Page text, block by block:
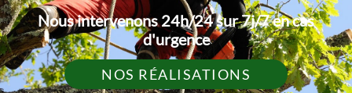
Nous intervenons 24h/24 sur 7j/7 en cas
d'urgence
NOS RÉALISATIONS